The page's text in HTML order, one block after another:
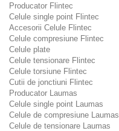
Producator Flintec
Celule single point Flintec
Accesorii Celule Flintec
Celule compresiune Flintec
Celule plate
Celule tensionare Flintec
Celule torsiune Flintec
Cutii de jonctiuni Flintec
Producator Laumas
Celule single point Laumas
Celule de compresiune Laumas
Celule de tensionare Laumas